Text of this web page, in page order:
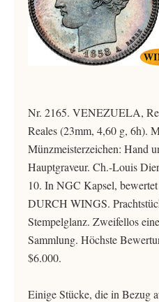
Nr. 2165. VENEZUELA,
Reales (23mm, 4,60 g, 6h).
Münzmeisterzeichen: Hand
Hauptgraveur. Ch.-Louis
10. In NGC Kapsel,
DURCH WINGS.
Stempelglanz. Zweifellos
Sammlung. Höchste
$6.000.
Einige Stücke, die in Bezug